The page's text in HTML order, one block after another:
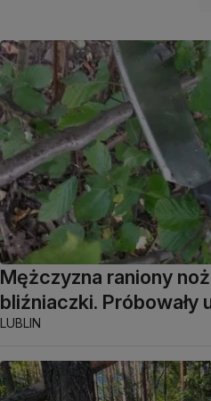
Mężczyzna raniony
bliźniaczki. Próbowały
LUBLIN